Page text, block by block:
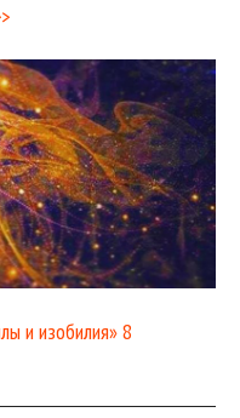
и изобилия» 8